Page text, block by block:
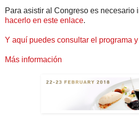
Para asistir al Congreso es necesario
hacerlo en este enlace.
Y aquí puedes consultar el programa
Más información